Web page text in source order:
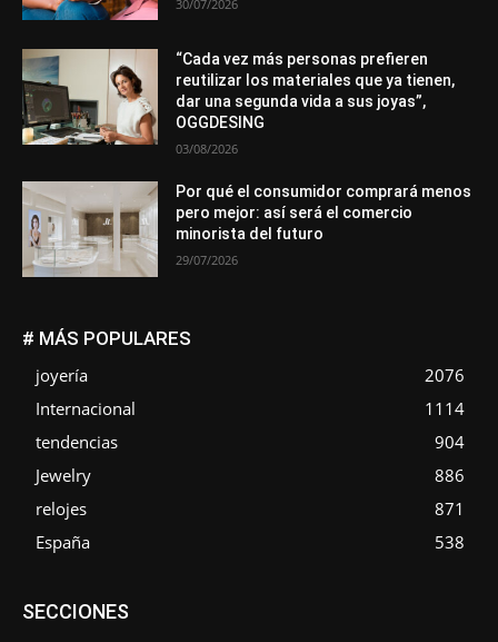
30/07/2026
“Cada vez más personas prefieren
reutilizar los materiales que ya tienen,
dar una segunda vida a sus joyas”,
OGGDESING
03/08/2026
Por qué el consumidor comprará menos
pero mejor: así será el comercio
minorista del futuro
29/07/2026
# MÁS POPULARES
joyería
2076
Internacional
1114
tendencias
904
Jewelry
886
relojes
871
España
538
SECCIONESAsociaciones
Entrevistas